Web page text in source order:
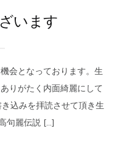
います
会となっております。生
りがたく内面綺麗にして
込みを拝読させて頂き生
句麗伝説 […]